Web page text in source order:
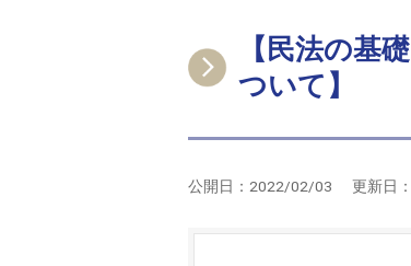
【民法の基
ついて】
公開日： 2022/02/03 更新日：